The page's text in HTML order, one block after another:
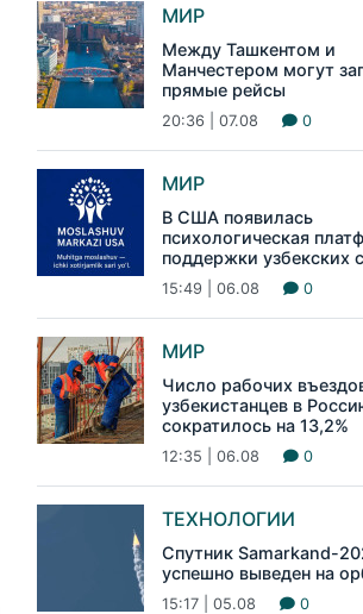
МИР
Между Ташкентом и
Манчестером могут
прямые рейсы
20:36 | 07.08 0
МИР
В США появилась
психологическая
поддержки узбекских
15:49 | 06.08 0
МИР
Число рабочих
узбекистанцев в
сократилось на 13,2%
12:35 | 06.08 0
ТЕХНОЛОГИИ
Спутник Samarkand-
успешно выведен на
15:17 | 05.08 0